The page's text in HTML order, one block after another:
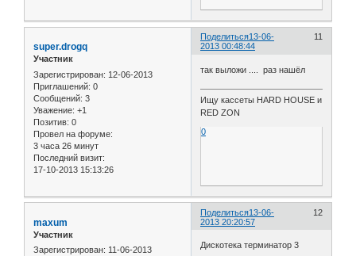
Поделиться 11
13-06-
2013 00:48:44
super.drogq
Участник
Зарегистрирован: 12-06-2013
Приглашений: 0
Сообщений: 3
Уважение: +1
Позитив: 0
Провел на форуме:
3 часа 26 минут
Последний визит:
17-10-2013 15:13:26
так выложи .... раз нашёл
Ищу кассеты HARD HOUSE и
RED ZON
0
Поделиться 12
13-06-
2013 20:20:57
maxum
Участник
Зарегистрирован: 11-06-2013
Дискотека терминатор 3